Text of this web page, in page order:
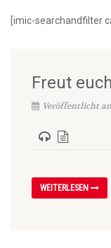
[imic-searchandfilter
Freut
Veröffentlicht
WEITERLESEN